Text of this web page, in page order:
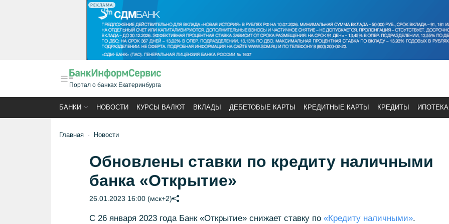
РЕКЛАМА
Портал о банках Екатеринбурга
БАНКИ НОВОСТИ КУРСЫ ВАЛЮТ ВКЛАДЫ ДЕБЕТОВЫЕ КАРТЫ КРЕДИТНЫЕ КАРТЫ КРЕДИТЫ ИПОТЕКА
Главная Новости
Обновлены ставки по кредиту наличными
банка «Открытие»
26.01.2023 16:00 (мск+2)
С 26 января 2023 года Банк «Открытие» снижает ставку по «Кредиту наличными».